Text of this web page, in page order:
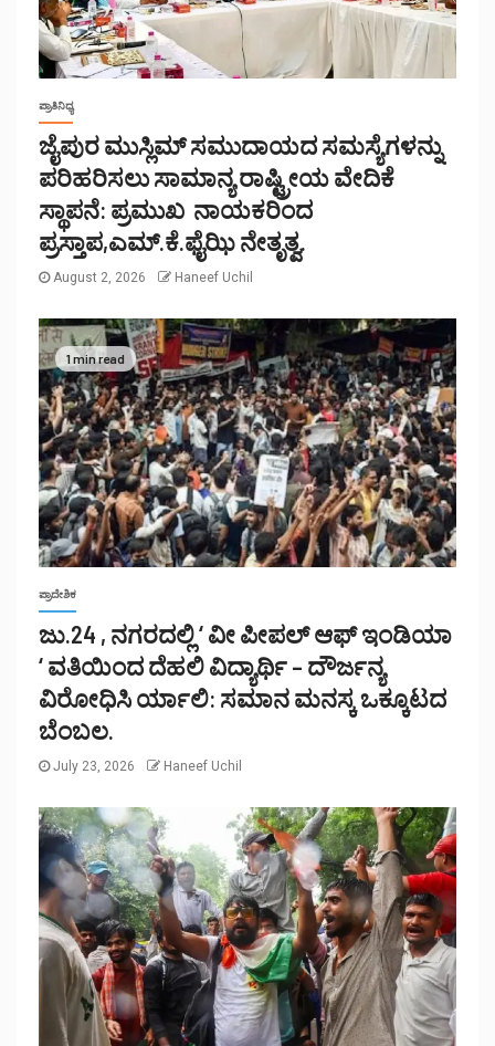
ಪ್ರಾತಿನಿಧ್ಯ
ಜೈಪುರ ಮುಸ್ಲಿಮ್ ಸಮುದಾಯದ ಸಮಸ್ಯೆಗಳನ್ನು
ಪರಿಹರಿಸಲು ಸಾಮಾನ್ಯ ರಾಷ್ಟ್ರೀಯ ವೇದಿಕೆ
ಸ್ಥಾಪನೆ: ಪ್ರಮುಖ ನಾಯಕರಿಂದ
ಪ್ರಸ್ತಾಪ,ಎಮ್.ಕೆ.ಫೈಝಿ ನೇತೃತ್ವ.
August 2, 2026 Haneef Uchil
1 min read
ಪ್ರಾದೇಶಿಕ
ಜು.24 , ನಗರದಲ್ಲಿ ‘ ವೀ ಪೀಪಲ್ ಆಫ್ ಇಂಡಿಯಾ
‘ ವತಿಯಿಂದ ದೆಹಲಿ ವಿದ್ಯಾರ್ಥಿ – ದೌರ್ಜನ್ಯ
ವಿರೋಧಿಸಿ ರ್ಯಾಲಿ: ಸಮಾನ ಮನಸ್ಕ ಒಕ್ಕೂಟದ
ಬೆಂಬಲ.
July 23, 2026 Haneef Uchil